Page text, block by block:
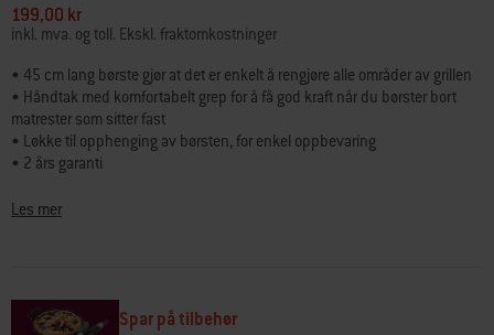
5
stjerner,
gjennomsnittlig
vurderingsverdi.
Read
52
Reviews.
Samme
sidelenke.
199,00 kr
inkl. mva. og toll. Ekskl. fraktomkostninger
• 45 cm lang børste gjør at det er enkelt å rengjøre alle områder av grillen
• Håndtak med komfortabelt grep for å få god kraft når du børster bort
matrester som sitter fast
• Løkke til opphenging av børsten, for enkel oppbevaring
• 2 års garanti
Med denne børsten kan du rengjøre mer enn bare grillristene. Den er
vanskelige å nå. Benytt denne børsten for å rengjøre grillen før bruk, slik
at den varer lenger og det neste måltidet blir like lekkert som det forrige.
Les mer
Spar på tilbehør